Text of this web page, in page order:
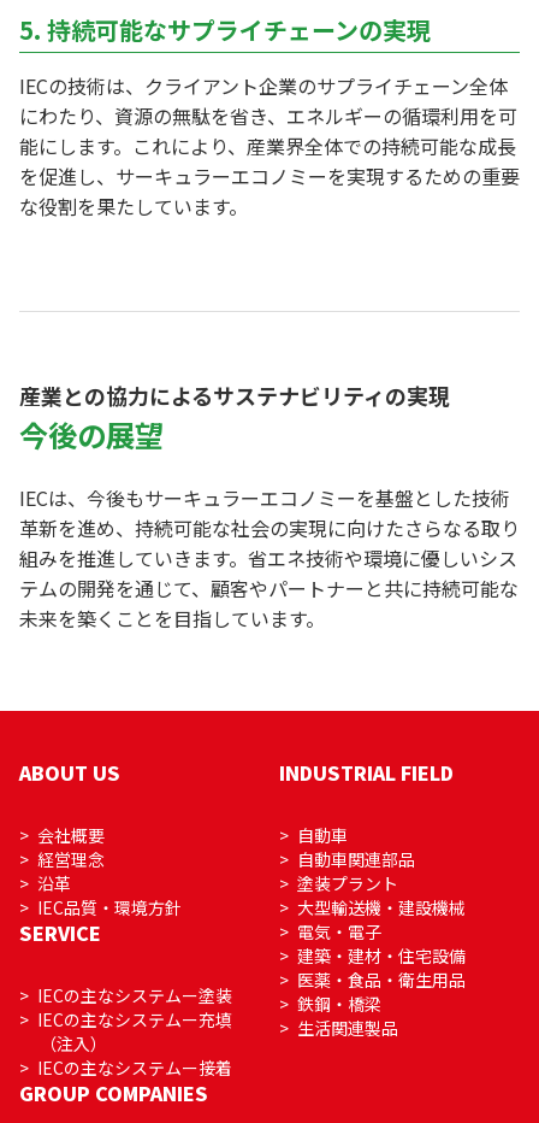
5. 持続可能なサプライチェーンの実現
IECの技術は、クライアント企業のサプライチェーン全体
にわたり、資源の無駄を省き、エネルギーの循環利用を可
能にします。これにより、産業界全体での持続可能な成長
を促進し、サーキュラーエコノミーを実現するための重要
な役割を果たしています。
産業との協力によるサステナビリティの実現
今後の展望
IECは、今後もサーキュラーエコノミーを基盤とした技術
革新を進め、持続可能な社会の実現に向けたさらなる取り
組みを推進していきます。省エネ技術や環境に優しいシス
テムの開発を通じて、顧客やパートナーと共に持続可能な
未来を築くことを目指しています。
ABOUT US
会社概要
経営理念
沿革
IEC品質・環境方針
SERVICE
IECの主なシステムー塗装
IECの主なシステムー充填
（注入）
IECの主なシステムー接着
INDUSTRIAL FIELD
自動車
自動車関連部品
塗装プラント
大型輸送機・建設機械
電気・電子
建築・建材・住宅設備
医薬・食品・衛生用品
鉄鋼・橋梁
生活関連製品
GROUP COMPANIES